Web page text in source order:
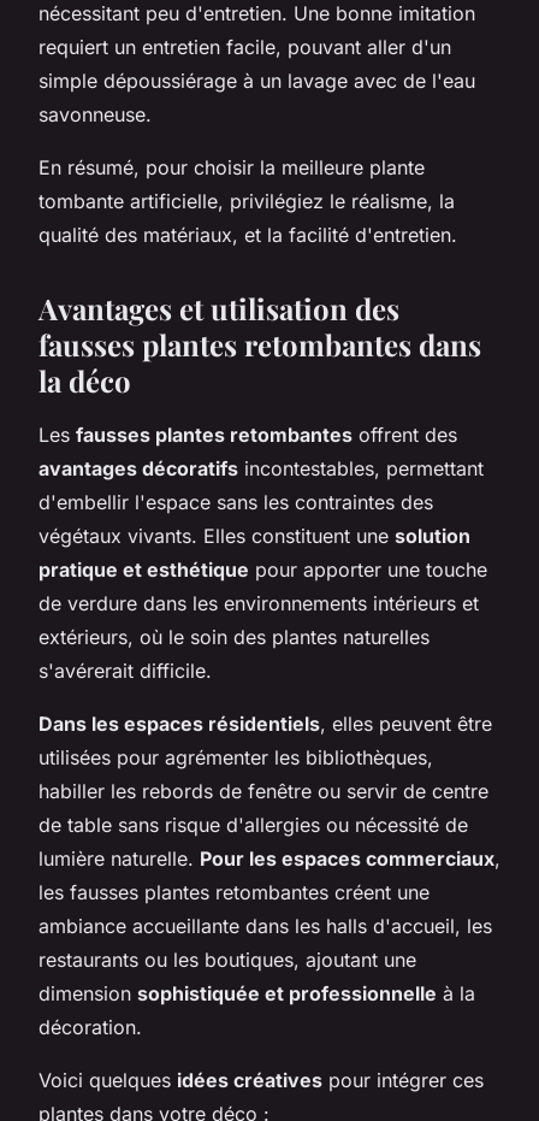
nécessitant peu d'entretien. Une bonne imitation
requiert un entretien facile, pouvant aller d'un
simple dépoussiérage à un lavage avec de l'eau
savonneuse.
En résumé, pour choisir la meilleure plante
tombante artificielle, privilégiez le réalisme, la
qualité des matériaux, et la facilité d'entretien.
Avantages et utilisation des
fausses plantes retombantes dans
la déco
Les fausses plantes retombantes offrent des
avantages décoratifs incontestables, permettant
d'embellir l'espace sans les contraintes des
végétaux vivants. Elles constituent une solution
pratique et esthétique pour apporter une touche
de verdure dans les environnements intérieurs et
extérieurs, où le soin des plantes naturelles
s'avérerait difficile.
Dans les espaces résidentiels, elles peuvent être
utilisées pour agrémenter les bibliothèques,
habiller les rebords de fenêtre ou servir de centre
de table sans risque d'allergies ou nécessité de
lumière naturelle. Pour les espaces commerciaux,
les fausses plantes retombantes créent une
ambiance accueillante dans les halls d'accueil, les
restaurants ou les boutiques, ajoutant une
dimension sophistiquée et professionnelle à la
décoration.
Voici quelques idées créatives pour intégrer ces
plantes dans votre déco :